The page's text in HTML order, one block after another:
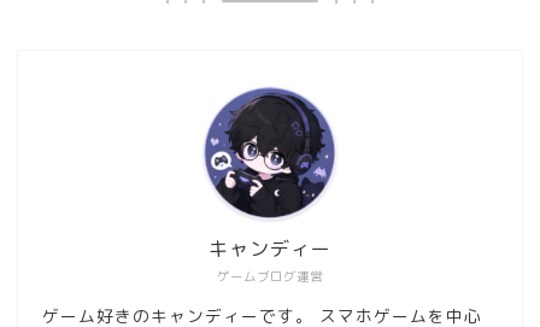
ゲームブログ運営
キャンディー
ゲーム好きのキャンディーです。 スマホゲームを中心